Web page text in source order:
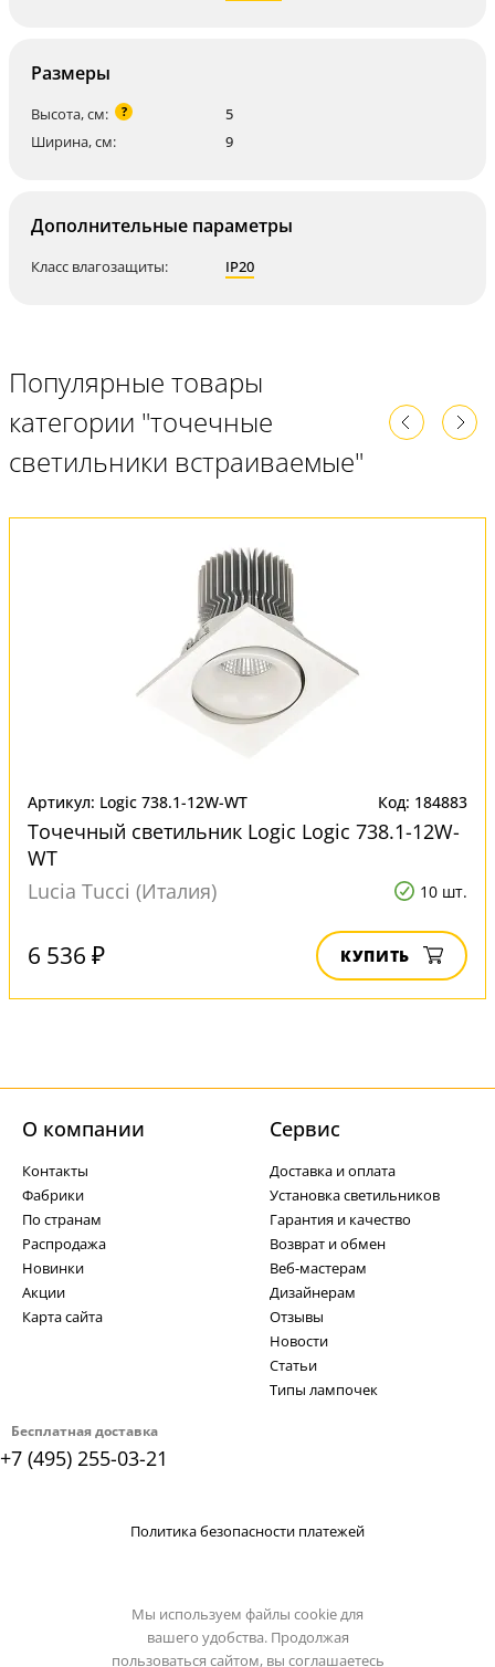
Размеры
Высота, см: ?
5
Ширина, см:
9
Дополнительные параметры
Класс влагозащиты: IP20
Популярные товары
категории "точечные
светильники встраиваемые"
Артикул: Logic 738.1-12W-WT Код: 184883
Точечный светильник Logic Logic 738.1-12W-
WT
Lucia Tucci (Италия)
10 шт.
6 536 ₽ КУПИТЬ
Бесплатная доставка
+7 (495) 255-03-21
О компании
Контакты
Фабрики
По странам
Распродажа
Новинки
Акции
Карта сайта
Cервис
Доставка и оплата
Установка светильников
Гарантия и качество
Возврат и обмен
Веб-мастерам
Дизайнерам
Отзывы
Новости
Статьи
Типы лампочек
Политика безопасности платежей
Мы используем файлы cookie для
вашего удобства. Продолжая
пользоваться сайтом, вы соглашаетесь